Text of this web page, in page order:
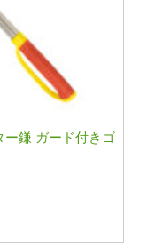
ー鎌 ガード付きゴ